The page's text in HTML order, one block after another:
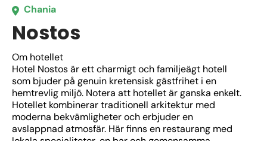
Chania
Nostos
Om hotellet
Hotel Nostos är ett charmigt och familjeägt hotell
som bjuder på genuin kretensisk gästfrihet i en
hemtrevlig miljö. Notera att hotellet är ganska enkelt.
Hotellet kombinerar traditionell arkitektur med
moderna bekvämligheter och erbjuder en
avslappnad atmosfär. Här finns en restaurang med